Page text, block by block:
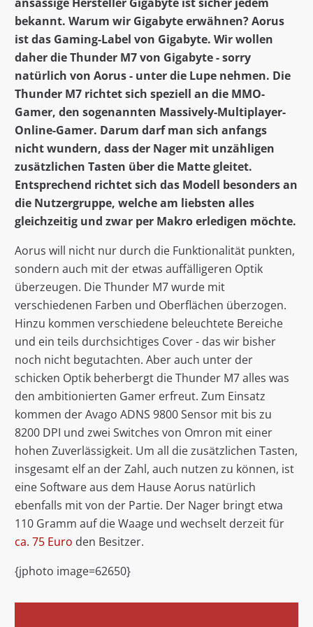
bekannt. Warum wir Gigabyte erwähnen? Aorus
ist das Gaming-Label von Gigabyte. Wir wollen
daher die Thunder M7 von Gigabyte - sorry
natürlich von Aorus - unter die Lupe nehmen. Die
Thunder M7 richtet sich speziell an die MMO-
Gamer, den sogenannten Massively-Multiplayer-
Online-Gamer. Darum darf man sich anfangs
nicht wundern, dass der Nager mit unzähligen
zusätzlichen Tasten über die Matte gleitet.
Entsprechend richtet sich das Modell besonders an
die Nutzergruppe, welche am liebsten alles
gleichzeitig und zwar per Makro erledigen möchte.
Aorus will nicht nur durch die Funktionalität punkten,
sondern auch mit der etwas auffälligeren Optik
überzeugen. Die Thunder M7 wurde mit
verschiedenen Farben und Oberflächen überzogen.
Hinzu kommen verschiedene beleuchtete Bereiche
und ein teils durchsichtiges Cover - das wir bisher
noch nicht begutachten. Aber auch unter der
schicken Optik beherbergt die Thunder M7 alles was
den ambitionierten Gamer erfreut. Zum Einsatz
kommen der Avago ADNS 9800 Sensor mit bis zu
8200 DPI und zwei Switches von Omron mit einer
hohen Zuverlässigkeit. Um all die zusätzlichen Tasten,
insgesamt elf an der Zahl, auch nutzen zu können, ist
eine Software aus dem Hause Aorus natürlich
ebenfalls mit von der Partie. Der Nager bringt etwa
110 Gramm auf die Waage und wechselt derzeit für
ca. 75 Euro den Besitzer.
{jphoto image=62650}